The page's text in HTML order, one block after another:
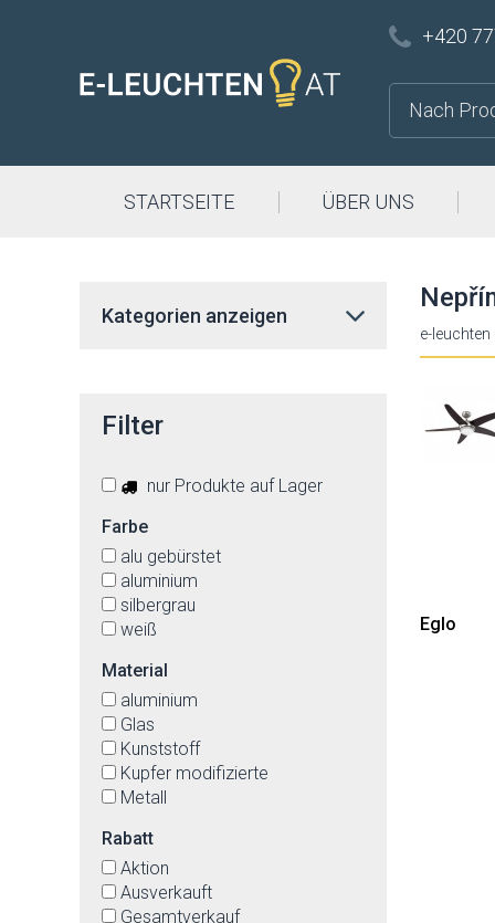
+420
STARTSEITE ÜBER UNS
e-leuchten
Eglo
Kategorien anzeigen
Filter
nur Produkte auf Lager
Farbe
alu gebürstet
aluminium
silbergrau
weiß
Material
aluminium
Glas
Kunststoff
Kupfer modifizierte
Metall
Rabatt
Aktion
Ausverkauft
Gesamtverkauf